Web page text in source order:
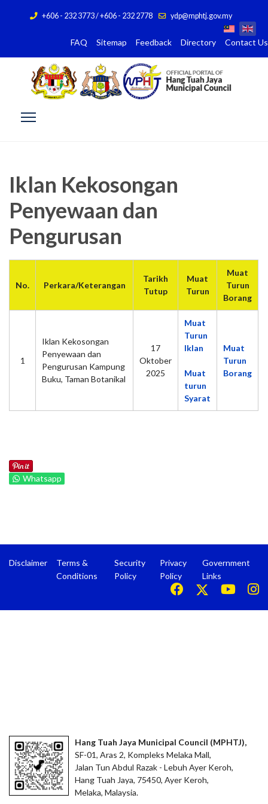
+606 - 232 3773 / +606 - 232 2778 ydp@mphtj.gov.my
FAQ Sitemap Feedback Directory Contact Us
Iklan Kekosongan
Penyewaan dan
Pengurusan
No. Perkara/Keterangan
Tarikh
Tutup
Muat
Turun
Muat
Turun
Borang
1
Iklan Kekosongan
Penyewaan dan
Pengurusan Kampung
Buku, Taman Botanikal
17
Oktober
2025
Muat
Turun
Iklan
Muat
turun
Syarat
Muat
Turun
Borang
Whatsapp
Disclaimer
Terms &
Conditions
Security
Policy
Privacy
Policy
Government
Links
Hang Tuah Jaya Municipal Council (MPHTJ),
SF-01, Aras 2, Kompleks Melaka Mall,
Jalan Tun Abdul Razak - Lebuh Ayer Keroh,
Hang Tuah Jaya, 75450, Ayer Keroh,
Melaka, Malaysia.